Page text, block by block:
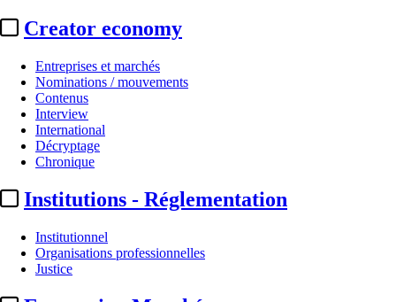
Creator economy
Entreprises et marchés
Nominations / mouvements
Contenus
Interview
International
Décryptage
Chronique
Institutions - Réglementation
Institutionnel
Organisations professionnelles
Justice